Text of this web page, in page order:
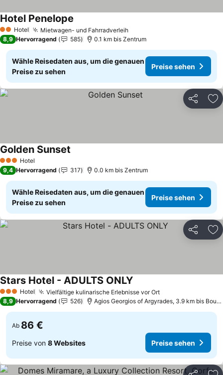
2 Sterne
Hotel Mietwagen- und Fahrradverleih
Hotel Penelope
8,9 Hervorragend 585 0.1 km bis Zentrum
Wähle Reisedaten aus, um die genauen
Preise zu sehen
Preise sehen
Teilen
3 SterneHotel
Golden Sunset
9,4 Hervorragend 317 0.0 km bis Zentrum
Wähle Reisedaten aus, um die genauen
Preise zu sehen
Preise sehen
Teilen
3 SterneHotel Vielfältige kulinarische Erlebnisse vor Ort
Stars Hotel - ADULTS ONLY
8,9 Hervorragend 526 Agios Georgios of Argyrades, 3.9 km bis Boukari
Ab 86 €
Preise von 8 Websites Preise sehen